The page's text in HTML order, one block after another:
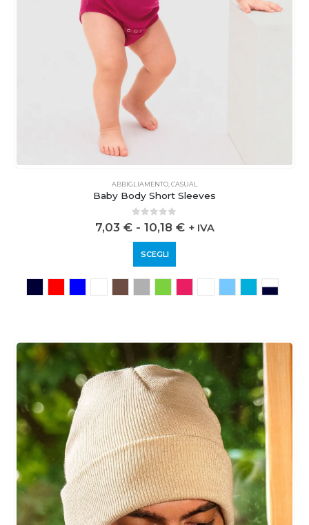
ABBIGLIAMENTO, CASUAL
Baby Body Short Sleeves
out of 5
7,03 € - 10,18 € + IVA
SCEGLI